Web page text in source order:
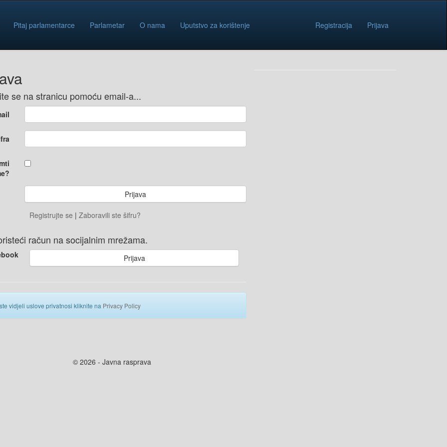
Pitaj parlamentarce Parlametar O nama Uputstvo za korištenje Registracija Prijava
se na stranicu pomoću email-a...
Registrujte se | Zaboravili ste šifru?
račun na socijalnim mrežama.
Prijava
vidjeli uslove privatnosi kliknite na Privacy Policy
© 2026 - Javna rasprava